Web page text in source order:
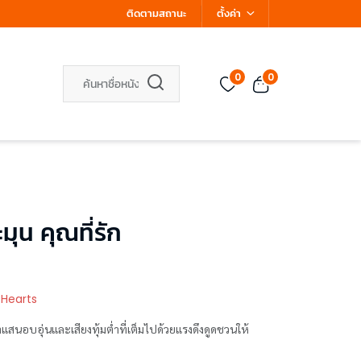
ติดตามสถานะ ตั้งค่า
0 0
มุน คุณที่รัก
Hearts
สนอบอุ่นและเสียงทุ้มต่ำที่เต็มไปด้วยแรงดึงดูดชวนให้